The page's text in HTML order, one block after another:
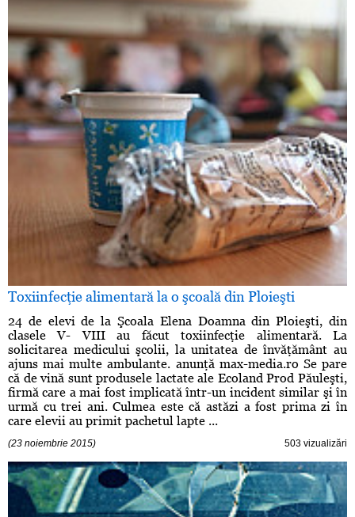
Toxiinfecţie alimentară la o şcoală din Ploieşti
24 de elevi de la Şcoala Elena Doamna din Ploieşti, din
clasele V- VIII au făcut toxiinfecţie alimentară. La
solicitarea medicului şcolii, la unitatea de învăţământ au
ajuns mai multe ambulante. anunţă max-media.ro Se pare
că de vină sunt produsele lactate ale Ecoland Prod Păuleşti,
firmă care a mai fost implicată într-un incident similar şi în
urmă cu trei ani. Culmea este că astăzi a fost prima zi în
care elevii au primit pachetul lapte ...
(23 noiembrie 2015) 503 vizualizări